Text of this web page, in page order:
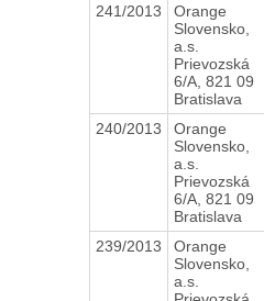
241/2013
Orange
Slovensko,
a.s.
Prievozská
6/A, 821 09
Bratislava
240/2013
Orange
Slovensko,
a.s.
Prievozská
6/A, 821 09
Bratislava
239/2013
Orange
Slovensko,
a.s.